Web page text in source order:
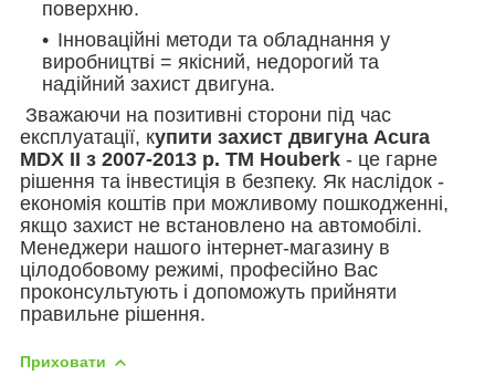
поверхню.
Інноваційні методи та обладнання у
виробництві = якісний, недорогий та
надійний захист двигуна.
Зважаючи на позитивні сторони під час
експлуатації, купити захист двигуна Acura
MDX II з 2007-2013 р. ТМ Houberk - це гарне
рішення та інвестиція в безпеку. Як наслідок -
економія коштів при можливому пошкодженні,
якщо захист не встановлено на автомобілі.
Менеджери нашого інтернет-магазину в
цілодобовому режимі, професійно Вас
проконсультують і допоможуть прийняти
правильне рішення.
Приховати